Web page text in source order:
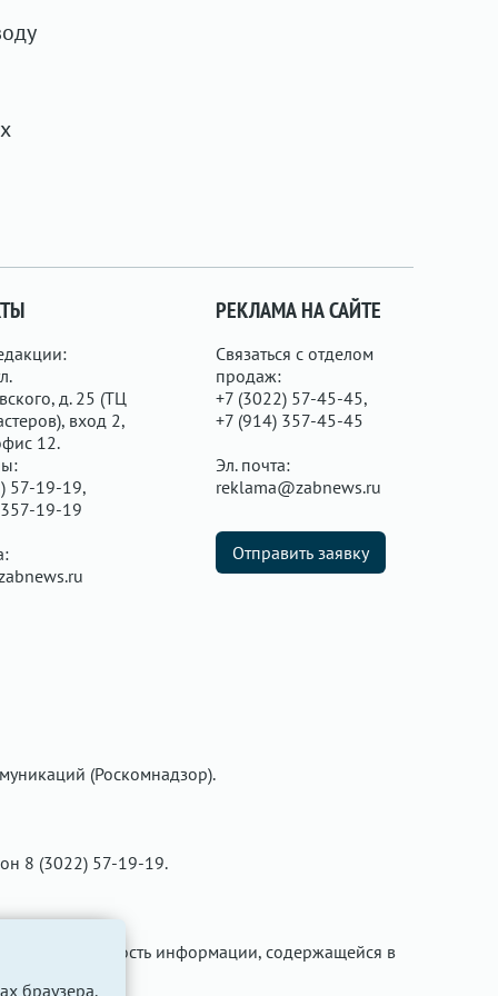
браузера.
д. 25 (ТЦ
вход 2,
12.
57-19-19,
19-19
РЕКЛАМА НА САЙТЕ
Связаться с отделом
продаж:
+7 (3022) 57-45-45,
+7 (914) 357-45-45
Эл. почта:
reklama@zabnews.ru
Отправить заявку
(Роскомнадзор).
8 (3022) 57-19-19.
за достоверность информации, содержащейся в